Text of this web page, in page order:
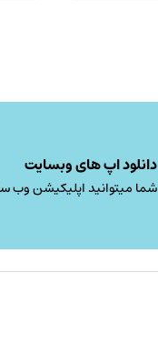
دانلود اپ های وبسایت
شما میتوانید اپلیکیشن وب